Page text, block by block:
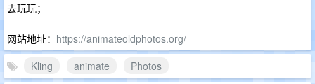
去玩玩；
网站地址： https://animateoldphotos.org/
Kling
animate
Photos